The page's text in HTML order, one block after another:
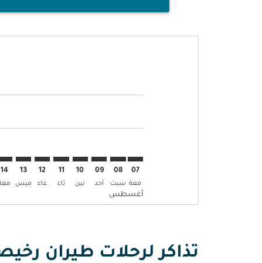
07
معة
أغسطس
08
سبت
09
أحد
10
نين
11
ثاء
12
عاء
13
ميس
14
تذاكر لرحلات طيران